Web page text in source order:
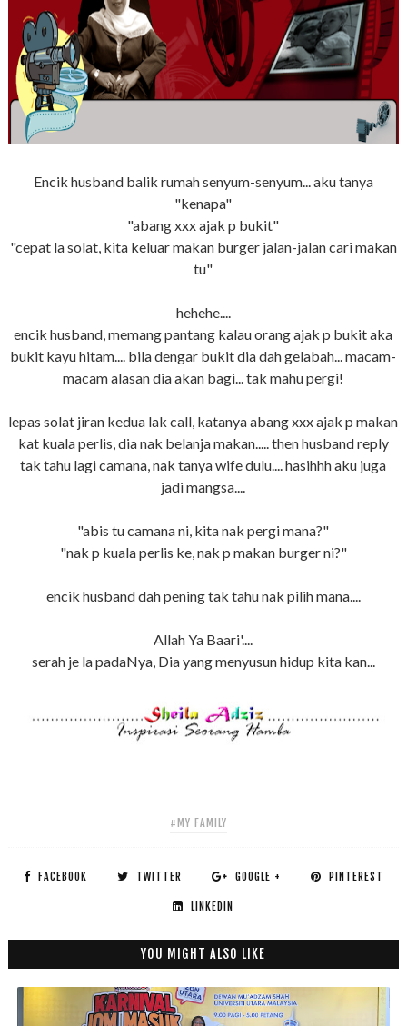
Encik husband balik rumah senyum-senyum... aku tanya
"kenapa"
"abang xxx ajak p bukit"
"cepat la solat, kita keluar makan burger jalan-jalan cari makan
tu"
hehehe....
encik husband, memang pantang kalau orang ajak p bukit aka
bukit kayu hitam.... bila dengar bukit dia dah gelabah... macam-
macam alasan dia akan bagi... tak mahu pergi!
lepas solat jiran kedua lak call, katanya abang xxx ajak p makan
kat kuala perlis, dia nak belanja makan..... then husband reply
tak tahu lagi camana, nak tanya wife dulu.... hasihhh aku juga
jadi mangsa....
"abis tu camana ni, kita nak pergi mana?"
"nak p kuala perlis ke, nak p makan burger ni?"
encik husband dah pening tak tahu nak pilih mana....
Allah Ya Baari'....
serah je la padaNya, Dia yang menyusun hidup kita kan...
#MY FAMILY
FACEBOOK TWITTER GOOGLE + PINTEREST
LINKEDIN
YOU MIGHT ALSO LIKE